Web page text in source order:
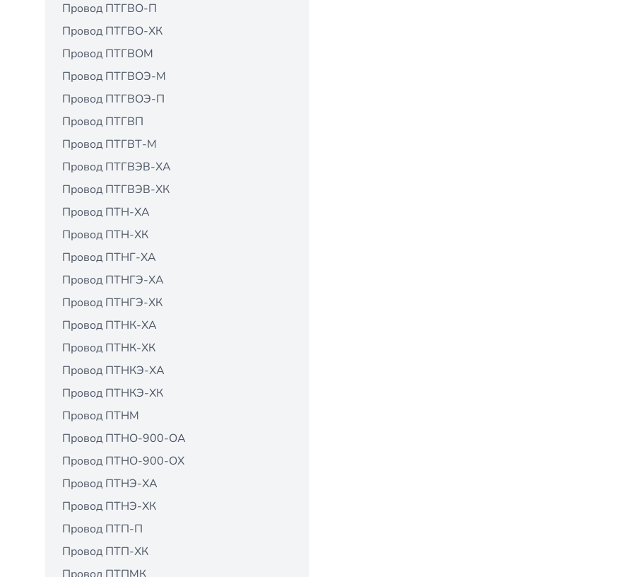
Провод ПТГВО-П
Провод ПТГВО-ХК
Провод ПТГВОМ
Провод ПТГВОЭ-М
Провод ПТГВОЭ-П
Провод ПТГВП
Провод ПТГВТ-М
Провод ПТГВЭВ-ХА
Провод ПТГВЭВ-ХК
Провод ПТН-ХА
Провод ПТН-ХК
Провод ПТНГ-ХА
Провод ПТНГЭ-ХА
Провод ПТНГЭ-ХК
Провод ПТНК-ХА
Провод ПТНК-ХК
Провод ПТНКЭ-ХА
Провод ПТНКЭ-ХК
Провод ПТНМ
Провод ПТНО-900-ОА
Провод ПТНО-900-ОХ
Провод ПТНЭ-ХА
Провод ПТНЭ-ХК
Провод ПТП-П
Провод ПТП-ХК